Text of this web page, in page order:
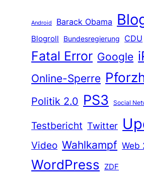
Android Barack Obama
Blogroll Bundesregierung CDU
Fatal Error Google
Online-Sperre
Politik 2.0 PS3 Social
Testbericht Twitter
Video Wahlkampf Web
WordPress ZDF